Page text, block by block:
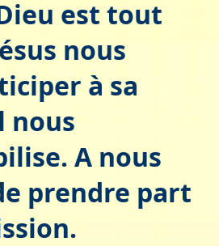
est tout
nous
à sa
nous
A nous
prendre part